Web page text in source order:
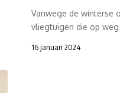
Vanwege de winterse
vliegtuigen die op
16 januari 2024